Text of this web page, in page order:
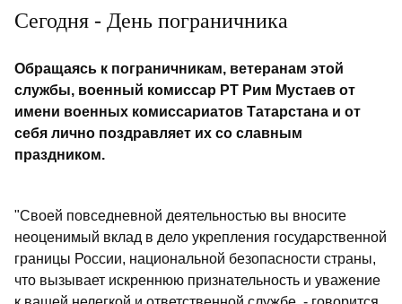
Сегодня - День пограничника
Обращаясь к пограничникам, ветеранам этой
службы, военный комиссар РТ Рим Мустаев от
имени военных комиссариатов Татарстана и от
себя лично поздравляет их со славным
праздником.
"Своей повседневной деятельностью вы вносите
неоценимый вклад в дело укрепления государственной
границы России, национальной безопасности страны,
что вызывает искреннюю признательность и уважение